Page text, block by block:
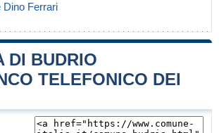
Dino Ferrari
DI BUDRIO
TELEFONICO DEI